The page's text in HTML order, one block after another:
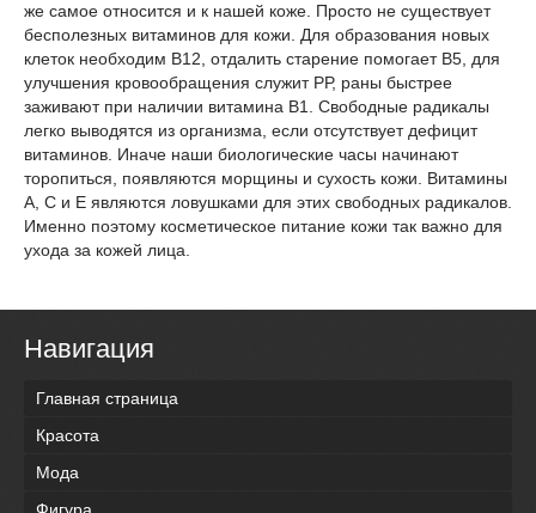
же самое относится и к нашей коже. Просто не существует
бесполезных витаминов для кожи. Для образования новых
клеток необходим В12, отдалить старение помогает В5, для
улучшения кровообращения служит РР, раны быстрее
заживают при наличии витамина В1. Свободные радикалы
легко выводятся из организма, если отсутствует дефицит
витаминов. Иначе наши биологические часы начинают
торопиться, появляются морщины и сухость кожи. Витамины
А, С и Е являются ловушками для этих свободных радикалов.
Именно поэтому косметическое питание кожи так важно для
ухода за кожей лица.
Навигация
Главная страница
Красота
Мода